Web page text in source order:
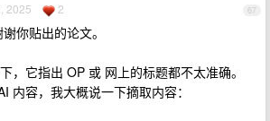
67
2025 2
你贴出的论文。
，它指出 OP 或 网上的标题都不太准确。
内容，我大概说一下摘取内容：